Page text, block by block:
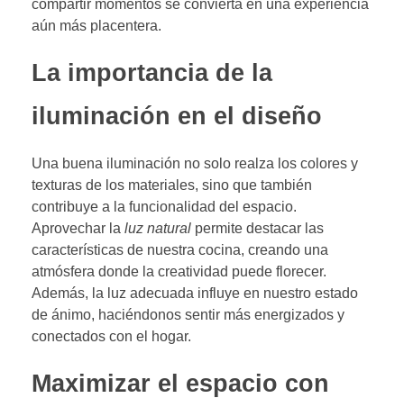
compartir momentos se convierta en una experiencia
aún más placentera.
La importancia de la
iluminación en el diseño
Una buena iluminación no solo realza los colores y
texturas de los materiales, sino que también
contribuye a la funcionalidad del espacio.
Aprovechar la luz natural permite destacar las
características de nuestra cocina, creando una
atmósfera donde la creatividad puede florecer.
Además, la luz adecuada influye en nuestro estado
de ánimo, haciéndonos sentir más energizados y
conectados con el hogar.
Maximizar el espacio con